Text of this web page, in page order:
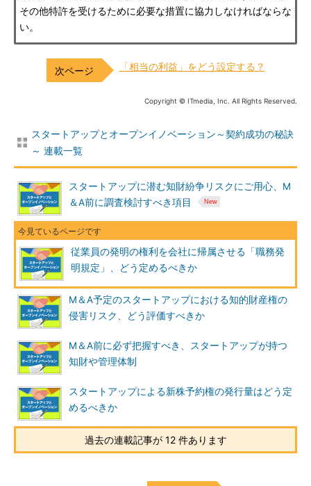
その他特許を受けるために必要な措置に協力しなければならな
い。
「相当の利益」をどう設定する？
Copyright © ITmedia, Inc. All Rights Reserved.
スタートアップとオープンイノベーション～契約成功の秘訣
～ 連載一覧
スタートアップに潜む知財紛争リスクにご用心、M
＆A前に調査検討すべき項目
従業員の発明の権利を会社に帰属させる「職務発
明規定」、どう定めるべきか
M＆A予定のスタートアップにおける知的財産権の
侵害リスク、どう評価すべきか
M＆A前に必ず把握すべき、スタートアップが持つ
知財や管理体制
スタートアップによる新株予約権の発行量はどう定
めるべきか
過去の連載記事が 12 件あります